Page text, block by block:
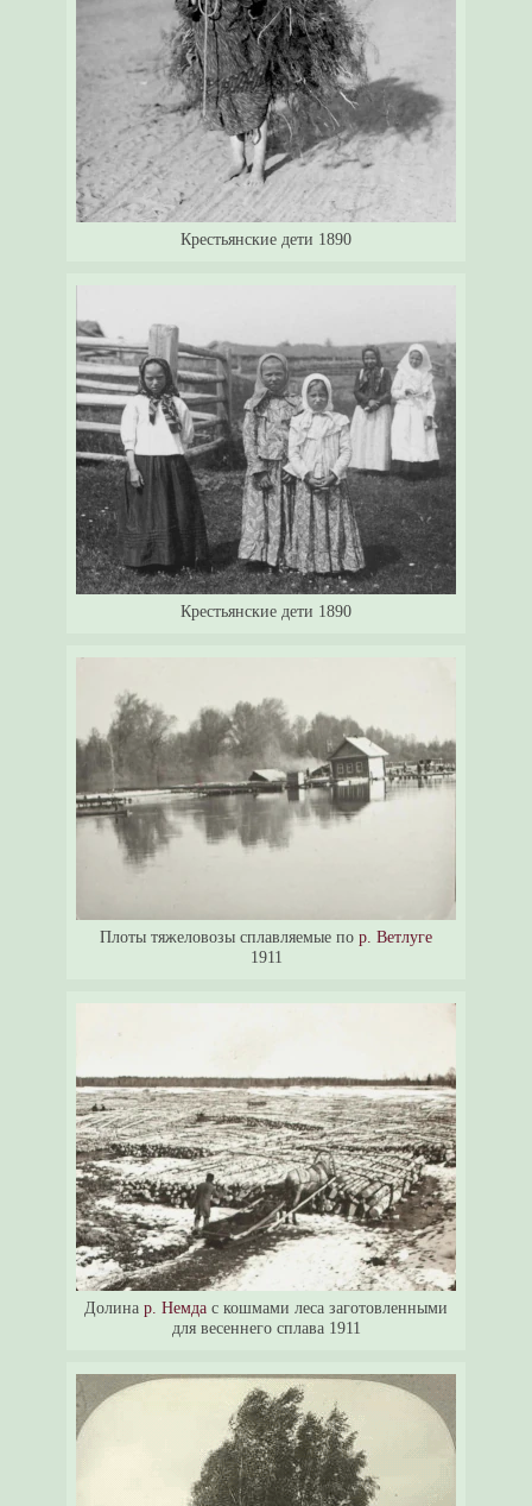
Крестьянские дети 1890
Крестьянские дети 1890
Плоты тяжеловозы сплавляемые по р. Ветлуге
1911
Долина р. Немда с кошмами леса заготовленными
для весеннего сплава 1911